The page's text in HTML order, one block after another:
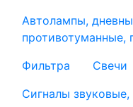
Автолампы,
противотуманные,
Фильтра
Свечи
Сигналы